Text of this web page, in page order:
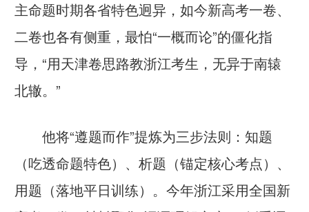
主命题时期各省特色迥异，如今新高考一卷、
二卷也各有侧重，最怕“一概而论”的僵化指
导，“用天津卷思路教浙江考生，无异于南辕
北辙。”
他将“遵题而作”提炼为三步法则：知题
（吃透命题特色）、析题（锚定核心考点）、
用题（落地平日训练）。今年浙江采用全国新